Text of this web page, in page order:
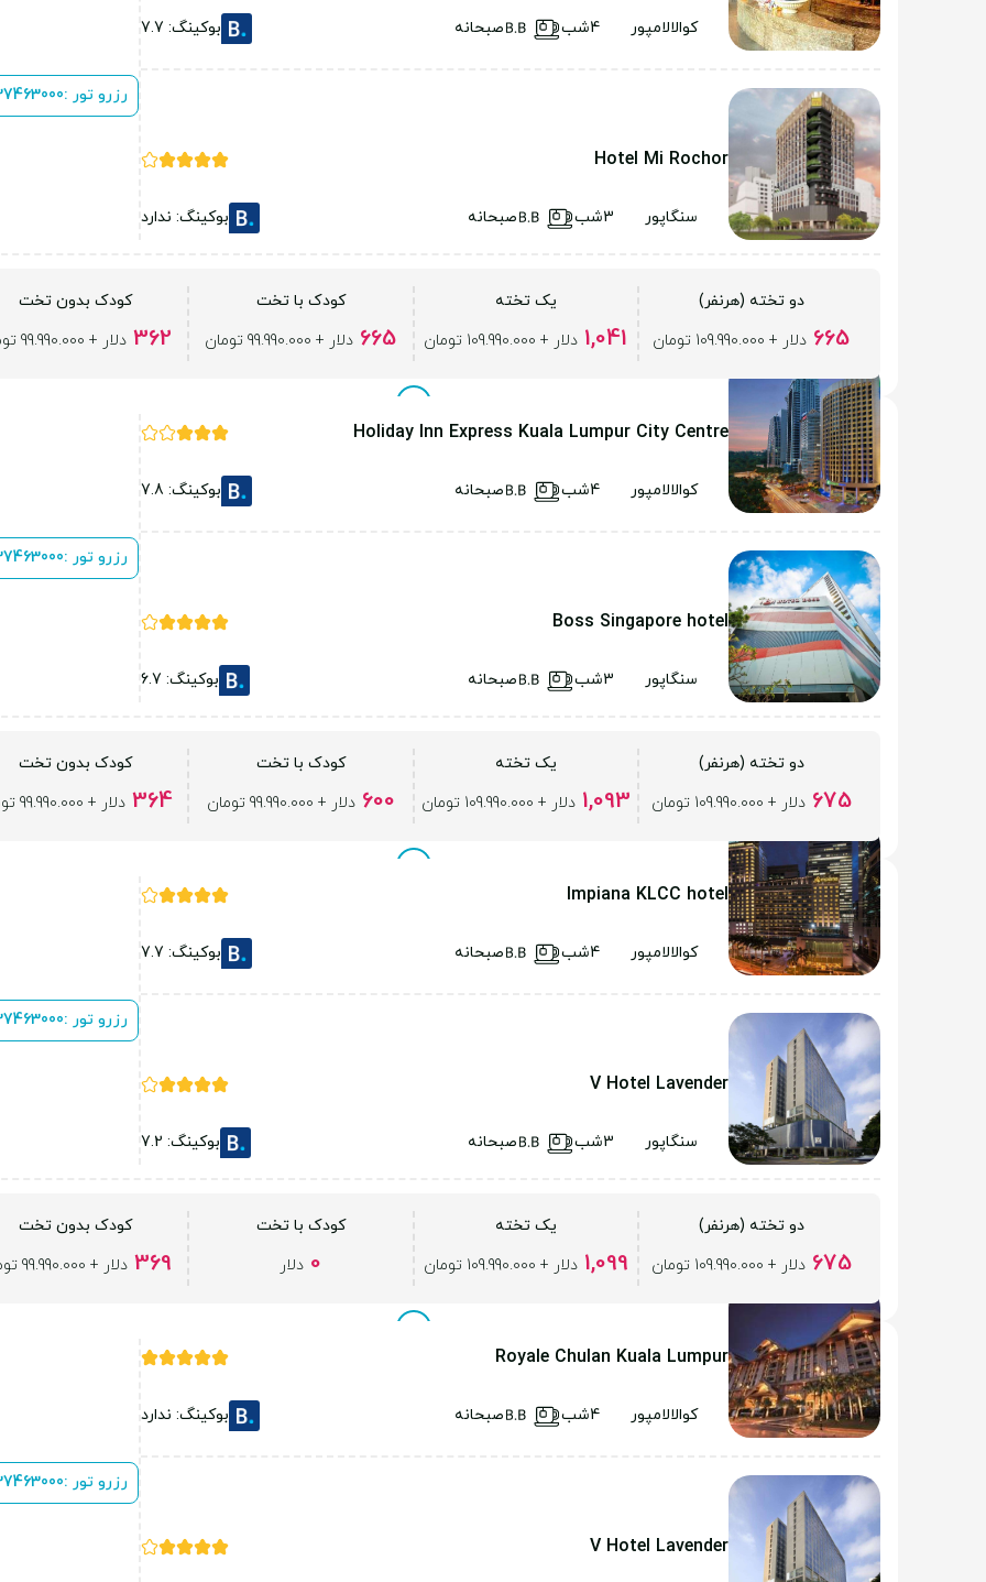
کوالالامپور 4شب صبحانه بوکینگ: 7.7
Hotel Mi Rochor
سنگاپور 3شب صبحانه بوکینگ: ندارد
رزرو تور :
دو تخته (هرنفر)
665 دلار + 109.990.000 تومان
یک تخته
1,041 دلار + 109.990.000 تومان
کودک با تخت
665 دلار + 99.990.000 تومان
کودک بدون تخت
362 دلار + 99.990.000 تومان
Holiday Inn Express Kuala Lumpur City Centre
کوالالامپور 4شب صبحانه بوکینگ: 7.8
Boss Singapore hotel
سنگاپور 3شب صبحانه بوکینگ: 6.7
رزرو تور :
دو تخته (هرنفر)
675 دلار + 109.990.000 تومان
یک تخته
1,093 دلار + 109.990.000 تومان
کودک با تخت
600 دلار + 99.990.000 تومان
کودک بدون تخت
364 دلار + 99.990.000 تومان
Impiana KLCC hotel
کوالالامپور 4شب صبحانه بوکینگ: 7.7
V Hotel Lavender
سنگاپور 3شب صبحانه بوکینگ: 7.2
رزرو تور :
دو تخته (هرنفر)
675 دلار + 109.990.000 تومان
یک تخته
1,099 دلار + 109.990.000 تومان
کودک با تخت
0 دلار
کودک بدون تخت
369 دلار + 99.990.000 تومان
Royale Chulan Kuala Lumpur
کوالالامپور 4شب صبحانه بوکینگ: ندارد
V Hotel Lavender
رزرو تور :